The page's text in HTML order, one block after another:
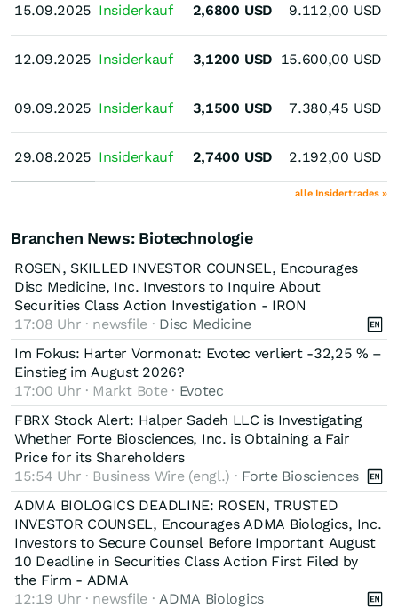
15.09.2025
12.09.2025
09.09.2025
29.08.2025
15.09.2025 Insiderkauf 2,6800 USD 9.112,00 USD
12.09.2025 Insiderkauf 3,1200 USD 15.600,00 USD
09.09.2025 Insiderkauf 3,1500 USD 7.380,45 USD
29.08.2025 Insiderkauf 2,7400 USD 2.192,00 USD
alle Insidertrades »
Branchen News: Biotechnologie
ROSEN, SKILLED INVESTOR COUNSEL, Encourages
Disc Medicine, Inc. Investors to Inquire About
Securities Class Action Investigation - IRON
17:08 Uhr · newsfile · Disc Medicine
Im Fokus: Harter Vormonat: Evotec verliert -32,25 % –
Einstieg im August 2026?
17:00 Uhr · Markt Bote · Evotec
FBRX Stock Alert: Halper Sadeh LLC is Investigating
Whether Forte Biosciences, Inc. is Obtaining a Fair
Price for its Shareholders
15:54 Uhr · Business Wire (engl.) · Forte Biosciences
ADMA BIOLOGICS DEADLINE: ROSEN, TRUSTED
INVESTOR COUNSEL, Encourages ADMA Biologics, Inc.
Investors to Secure Counsel Before Important August
10 Deadline in Securities Class Action First Filed by
the Firm - ADMA
12:19 Uhr · newsfile · ADMA Biologics